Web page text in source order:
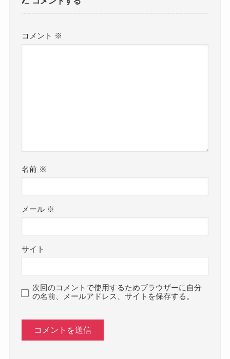
コメント ※
名前 ※
メール ※
サイト
次回のコメントで使用するためブラウザーに自分
の名前、メールアドレス、サイトを保存する。